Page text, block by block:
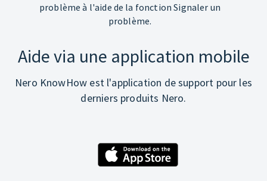
problème à l'aide de la fonction Signaler un
problème.
Aide via une application mobile
Nero KnowHow est l'application de support pour les
derniers produits Nero.